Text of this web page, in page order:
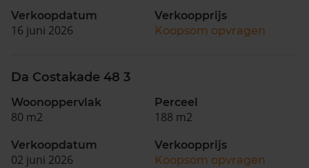
Verkoopdatum
16 juni 2026
Verkoopprijs
Koopsom opvragen
Da Costakade 48 3
Woonoppervlak
80 m2
Perceel
188 m2
Verkoopdatum
02 juni 2026
Verkoopprijs
Koopsom opvragen